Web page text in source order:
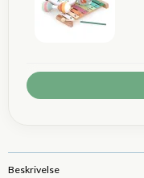
Beskrivelse